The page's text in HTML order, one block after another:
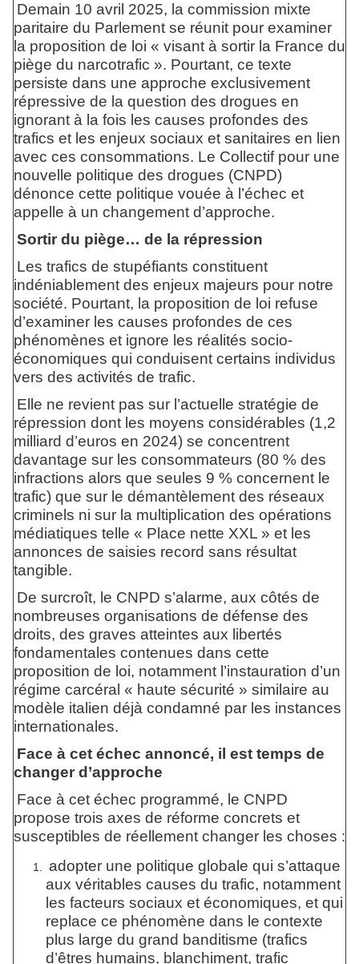
Demain 10 avril 2025, la commission mixte
paritaire du Parlement se réunit pour examiner
la proposition de loi « visant à sortir la France du
piège du narcotrafic ». Pourtant, ce texte
persiste dans une approche exclusivement
répressive de la question des drogues en
ignorant à la fois les causes profondes des
trafics et les enjeux sociaux et sanitaires en lien
avec ces consommations. Le Collectif pour une
nouvelle politique des drogues (CNPD)
dénonce cette politique vouée à l’échec et
appelle à un changement d’approche.
Sortir du piège… de la répression
Les trafics de stupéfiants constituent
indéniablement des enjeux majeurs pour notre
société. Pourtant, la proposition de loi refuse
d’examiner les causes profondes de ces
phénomènes et ignore les réalités socio-
économiques qui conduisent certains individus
vers des activités de trafic.
Elle ne revient pas sur l’actuelle stratégie de
répression dont les moyens considérables (1,2
milliard d’euros en 2024) se concentrent
davantage sur les consommateurs (80 % des
infractions alors que seules 9 % concernent le
trafic) que sur le démantèlement des réseaux
criminels ni sur la multiplication des opérations
médiatiques telle « Place nette XXL » et les
annonces de saisies record sans résultat
tangible.
De surcroît, le CNPD s’alarme, aux côtés de
nombreuses organisations de défense des
droits, des graves atteintes aux libertés
fondamentales contenues dans cette
proposition de loi, notamment l’instauration d’un
régime carcéral « haute sécurité » similaire au
modèle italien déjà condamné par les instances
internationales.
Face à cet échec annoncé, il est temps de
changer d’approche
Face à cet échec programmé, le CNPD
propose trois axes de réforme concrets et
susceptibles de réellement changer les choses :
adopter une politique globale qui s’attaque
aux véritables causes du trafic, notamment
les facteurs sociaux et économiques, et qui
replace ce phénomène dans le contexte
plus large du grand banditisme (trafics
d’êtres humains, blanchiment, trafic